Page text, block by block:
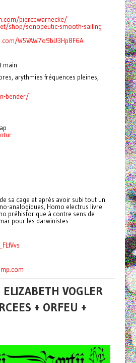
piercewarnecke/
shop/sonopeutic-smooth-sailing
W5VAW7o9bU3Hp8F6A
main
arythmies fréquences pleines,
bender/
sa cage et après avoir subi tout un
analogiques, Homo electrus livre
préhistorique à contre sens de
pour les darwinistes.
VOGLER
+ ORFEU +